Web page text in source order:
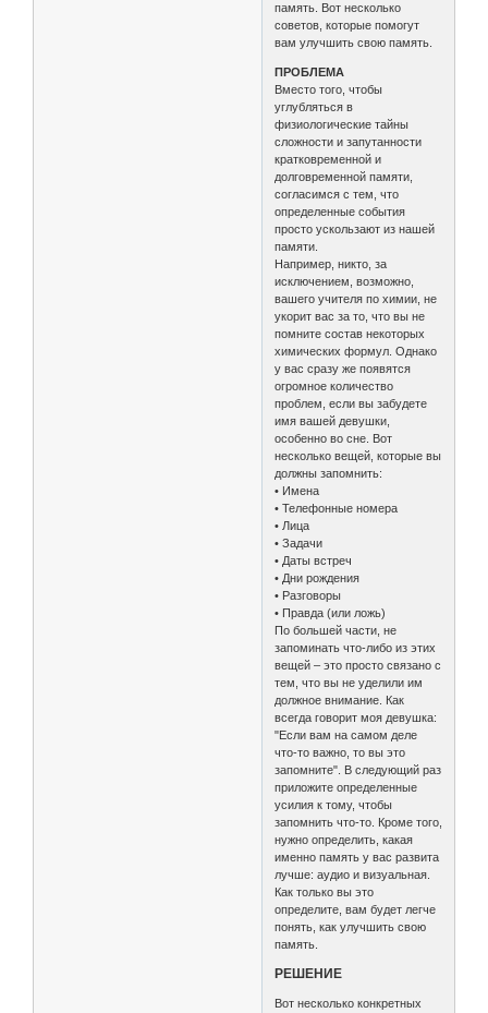
память. Вот несколько
советов, которые помогут
вам улучшить свою память.
ПРОБЛЕМА
Вместо того, чтобы
углубляться в
физиологические тайны
сложности и запутанности
кратковременной и
долговременной памяти,
согласимся с тем, что
определенные события
просто ускользают из нашей
памяти.
Например, никто, за
исключением, возможно,
вашего учителя по химии, не
укорит вас за то, что вы не
помните состав некоторых
химических формул. Однако
у вас сразу же появятся
огромное количество
проблем, если вы забудете
имя вашей девушки,
особенно во сне. Вот
несколько вещей, которые вы
должны запомнить:
• Имена
• Телефонные номера
• Лица
• Задачи
• Даты встреч
• Дни рождения
• Разговоры
• Правда (или ложь)
По большей части, не
запоминать что-либо из этих
вещей – это просто связано с
тем, что вы не уделили им
должное внимание. Как
всегда говорит моя девушка:
"Если вам на самом деле
что-то важно, то вы это
запомните". В следующий раз
приложите определенные
усилия к тому, чтобы
запомнить что-то. Кроме того,
нужно определить, какая
именно память у вас развита
лучше: аудио и визуальная.
Как только вы это
определите, вам будет легче
понять, как улучшить свою
память.
РЕШЕНИЕ
Вот несколько конкретных